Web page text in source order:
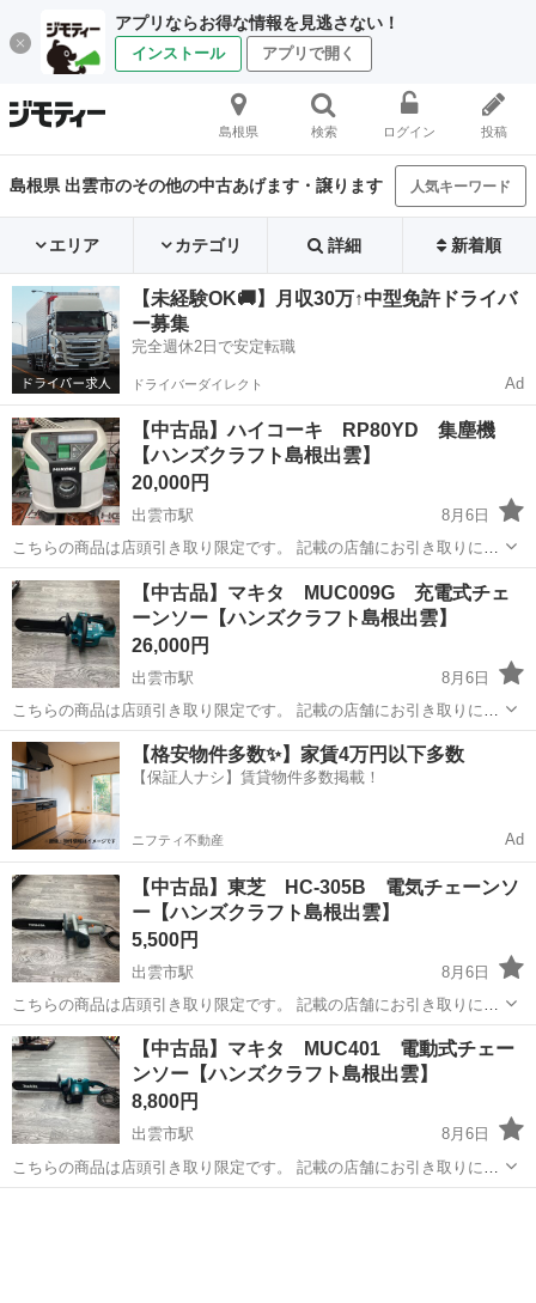
アプリならお得な情報を見逃さない！
インストール アプリで開く
島根県 検索 ログイン 投稿
島根県 出雲市のその他の中古あげます・譲ります 人気キーワード
エリア カテゴリ 詳細 新着順
【未経験OK🚚】月収30万↑中型免許ドライバ
ー募集
完全週休2日で安定転職
ドライバーダイレクト Ad
【中古品】ハイコーキ RP80YD 集塵機
【ハンズクラフト島根出雲】
20,000円
出雲市駅
8月6日
こちらの商品は店頭引き取り限定です。 記載の店舗にお引き取りに来
られる方のみご連絡をお願いいたします。 こちらは【中古品】の商品
です。 ハンズクラフト島根出雲店 〒693-0005 ...
島根 出雲市 出雲市駅 その他
【中古品】マキタ MUC009G 充電式チェ
ーンソー【ハンズクラフト島根出雲】
26,000円
出雲市駅
8月6日
こちらの商品は店頭引き取り限定です。 記載の店舗にお引き取りに来
られる方のみご連絡をお願いいたします。 こちらは【中古品】の商品
島根 出雲市 出雲市駅 その他 ハンズクラフト
【格安物件多数✨】家賃4万円以下多数
【保証人ナシ】賃貸物件多数掲載！
ニフティ不動産 Ad
【中古品】東芝 HC-305B 電気チェーンソ
ー【ハンズクラフト島根出雲】
5,500円
出雲市駅
8月6日
こちらの商品は店頭引き取り限定です。 記載の店舗にお引き取りに来
られる方のみご連絡をお願いいたします。 こちらは【中古品】の商品
です。 ハンズクラフト島根出雲店 〒693-0005 ...
島根 出雲市 出雲市駅 その他 チェーンソー
【中古品】マキタ MUC401 電動式チェー
ンソー【ハンズクラフト島根出雲】
8,800円
出雲市駅
8月6日
こちらの商品は店頭引き取り限定です。 記載の店舗にお引き取りに来
られる方のみご連絡をお願いいたします。 こちらは【中古品】の商品